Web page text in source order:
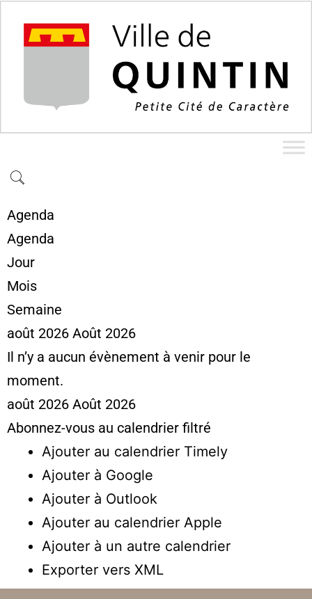
Agenda
Agenda
Jour
Mois
Semaine
août 2026 Août 2026
Il n’y a aucun évènement à venir pour le
moment.
août 2026 Août 2026
Abonnez-vous au calendrier filtré
Ajouter au calendrier Timely
Ajouter à Google
Ajouter à Outlook
Ajouter au calendrier Apple
Ajouter à un autre calendrier
Exporter vers XML